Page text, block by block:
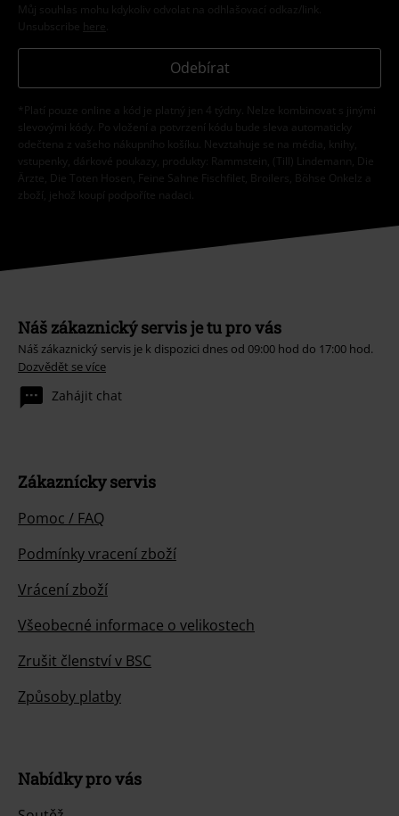
Můj souhlas mohu kdykoliv odvolat na odhlašovací odkaz/link.
Unsubscribe here
Odebírat
*Platí pouze online a kód je platný jen 4 týdny. Nelze kombinovat s jinými
slevovými kódy. Po vložení a potvrzení kódu bude sleva automaticky
odečtena z vašeho nákupního košíku. Nevztahuje se na média, knihy,
vstupenky, dárkové poukazy, produkty: Rammstein, (Till) Lindemann, Die
Ärzte, Die Toten Hosen, Feine Sahne Fischfilet, Broilers, Böhse Onkelz a
zboží, jehož koupí podpoříte nadaci.
Náš zákaznický servis je tu pro vás
Náš zákaznický servis je k dispozici dnes od 09:00 hod do 17:00 hod.
Dozvědět se více
Zahájit chat
Zákaznícky servis
Pomoc / FAQ
Podmínky vracení zboží
Vrácení zboží
Všeobecné informace o velikostech
Zrušit členství v BSC
Způsoby platby
Nabídky pro vás